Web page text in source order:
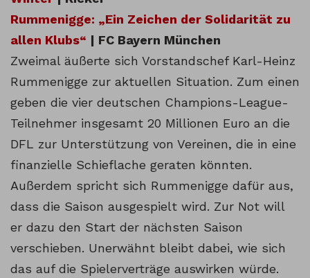
Rummenigge: „Ein Zeichen der Solidarität zu
allen Klubs“ | FC Bayern München
Zweimal äußerte sich Vorstandschef Karl-Heinz
Rummenigge zur aktuellen Situation. Zum einen
geben die vier deutschen Champions-League-
Teilnehmer insgesamt 20 Millionen Euro an die
DFL zur Unterstützung von Vereinen, die in eine
finanzielle Schieflache geraten könnten.
Außerdem spricht sich Rummenigge dafür aus,
dass die Saison ausgespielt wird. Zur Not will
er dazu den Start der nächsten Saison
verschieben. Unerwähnt bleibt dabei, wie sich
das auf die Spielerverträge auswirken würde.